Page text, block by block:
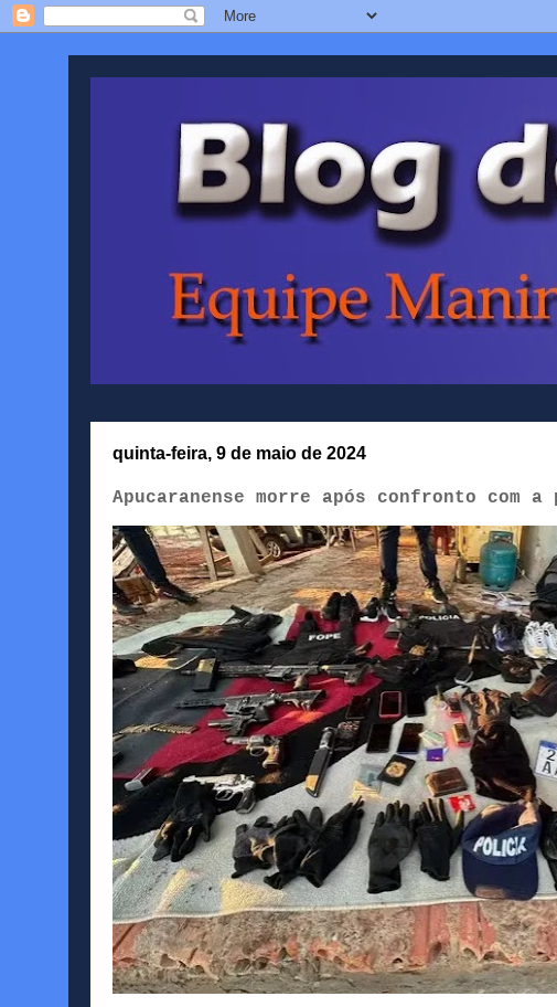
quinta-feira, 9 de maio de 2024
Apucaranense morre após confronto com